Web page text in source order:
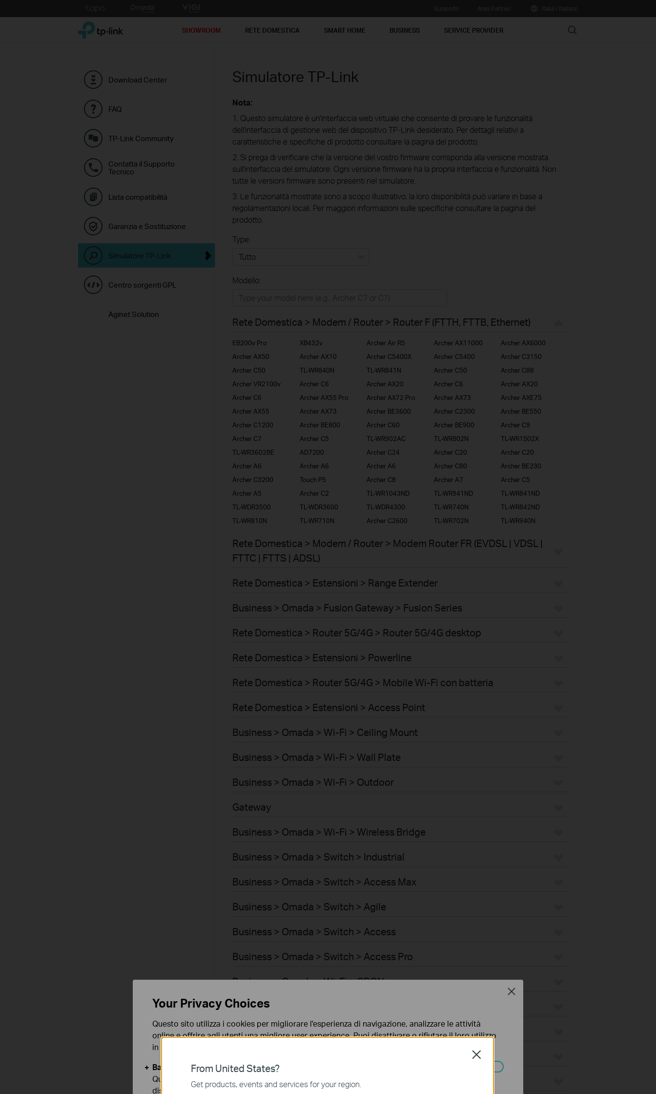
to
TP-Link, Reliably Smart SHOWROOM RETE DOMESTICA SMART HOME BUSINESS SERVICE PROVIDER Search
Download Center
FAQ
TP-Link Community
Contatta il Supporto
Tecnico
Lista compatibilità
Garanzia e Sostituzione
Simulatore TP-Link
Centro sorgenti GPL
Aginet Solution
Simulatore TP-Link
Nota:
1. Questo simulatore è un'interfaccia web virtuale che consente di provare le funzionalità
dell'interfaccia di gestione web del dispositivo TP-Link desiderato. Per dettagli relativi a
caratteristiche e specifiche di prodotto consultare la pagina del prodotto.
2. Si prega di verificare che la versione del vostro firmware corrisponda alla versione mostrata
sull'interfaccia del simulatore. Ogni versione firmware ha la propria interfaccia e funzionalità. Non
tutte le versioni firmware sono presenti nel simulatore.
3. Le funzionalità mostrate sono a scopo illustrativo, la loro disponibilità può variare in base a
regolamentazioni locali. Per maggiori informazioni sulle specifiche consultare la pagina del
prodotto.
Type:
Business
Service Provider
Modello:
Rete Domestica > Modem / Router > Router F (FTTH, FTTB, Ethernet)
EB200v Pro XB432v Archer Air R5 Archer AX11000
Archer AX6000
Archer AX50
Archer AX10 Archer C5400X Archer C5400
Archer C3150
Archer C50
TL-WR840N TL-WR841N Archer C50
Archer C88
Archer VR2100v
Archer C6 Archer AX20 Archer C6
Archer AX20
Archer C6
Archer AX55 Pro Archer AX72 Pro Archer AX73
Archer AXE75
Archer AX55
Archer AX73 Archer BE3600 Archer C2300
Archer BE550
Archer C1200
Archer BE800 Archer C60 Archer BE900
Archer C9
Archer C7
Archer C5 TL-WR902AC TL-WR802N
TL-WR1502X
TL-WR3602BE
AD7200 Archer C24 Archer C20
Archer C20
Archer A6
Archer A6 Archer A6 Archer C80
Archer BE230
Archer C3200
Touch P5 Archer C8 Archer A7
Archer C5
Archer A5
Archer C2 TL-WR1043ND TL-WR941ND
TL-WR841ND
TL-WDR3500
TL-WDR3600 TL-WDR4300 TL-WR740N
TL-WR842ND
TL-WR810N
TL-WR710N Archer C2600 TL-WR702N TL-WR940N
Rete Domestica > Modem / Router > Modem Router FR (EVDSL | VDSL |
FTTC | FTTS | ADSL)
Rete Domestica > Estensioni > Range Extender
Business > Omada > Fusion Gateway > Fusion Series
Rete Domestica > Router 5G/4G > Router 5G/4G desktop
Rete Domestica > Estensioni > Powerline
Rete Domestica > Router 5G/4G > Mobile Wi-Fi con batteria
Rete Domestica > Estensioni > Access Point
Business > Omada > Wi-Fi > Ceiling Mount
Business > Omada > Wi-Fi > Wall Plate
Business > Omada > Wi-Fi > Outdoor
Gateway
Business > Omada > Wi-Fi > Wireless Bridge
Business > Omada > Switch > Industrial
Business > Omada > Switch > Access Max
Business > Omada > Switch > Agile
Business > Omada > Switch > Access
Business > Omada > Switch > Access Pro
Business > Omada > Wi-Fi > GPON
Business > Omada > Switch > Aggregation
Business > Omada > Switch > Access Plus
Business > Omada > Router > Wired Gateways
From United States?
Get products, events and services for your region.
Close
Your Privacy Choices
Questo sito utilizza i cookies per migliorare l'esperienza di navigazione, analizzare le attività
online e offrire agli utenti una migliore user experience. Puoi disattivare o rifiutare il loro utilizzo
in qualunque momento. Per maggiori informazioni consulta la nostra
Basic Cookies
Questi cookies sono necessari per il corretto funzionamento del sito e non possono essere
disattivati nel tuo sistema.
Close